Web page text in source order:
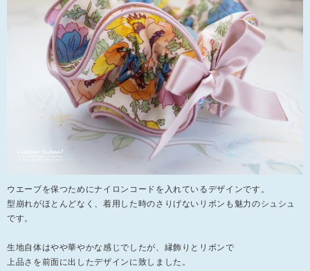
ウエーブを保つためにナイロンコードを入れているデザインです。
型崩れがほとんどなく、着用した時のさりげないリボンも魅力のシュシュ
です。
生地自体はやや華やかな感じでしたが、縁飾りとリボンで
上品さを前面に出したデザインに致しました。